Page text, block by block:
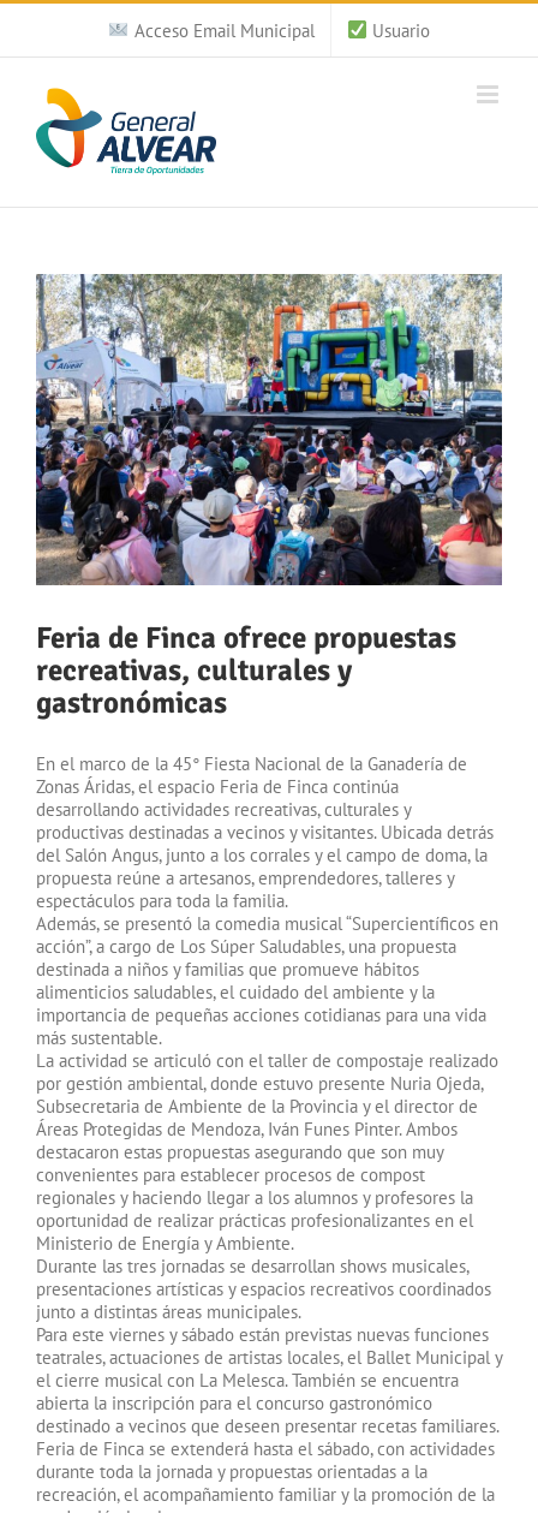
Saltar
contenido
Acceso Email Municipal Usuario
Ver
imagen
más
grande
Feria de Finca ofrece propuestas
recreativas, culturales y
gastronómicas
En el marco de la 45° Fiesta Nacional de la Ganadería de
Zonas Áridas, el espacio Feria de Finca continúa
desarrollando actividades recreativas, culturales y
productivas destinadas a vecinos y visitantes. Ubicada detrás
del Salón Angus, junto a los corrales y el campo de doma, la
propuesta reúne a artesanos, emprendedores, talleres y
espectáculos para toda la familia.
Además, se presentó la comedia musical “Supercientíficos en
acción”, a cargo de Los Súper Saludables, una propuesta
destinada a niños y familias que promueve hábitos
alimenticios saludables, el cuidado del ambiente y la
importancia de pequeñas acciones cotidianas para una vida
más sustentable.
La actividad se articuló con el taller de compostaje realizado
por gestión ambiental, donde estuvo presente Nuria Ojeda,
Subsecretaria de Ambiente de la Provincia y el director de
Áreas Protegidas de Mendoza, Iván Funes Pinter. Ambos
destacaron estas propuestas asegurando que son muy
convenientes para establecer procesos de compost
regionales y haciendo llegar a los alumnos y profesores la
oportunidad de realizar prácticas profesionalizantes en el
Ministerio de Energía y Ambiente.
Durante las tres jornadas se desarrollan shows musicales,
presentaciones artísticas y espacios recreativos coordinados
junto a distintas áreas municipales.
Para este viernes y sábado están previstas nuevas funciones
teatrales, actuaciones de artistas locales, el Ballet Municipal y
el cierre musical con La Melesca. También se encuentra
abierta la inscripción para el concurso gastronómico
destinado a vecinos que deseen presentar recetas familiares.
Feria de Finca se extenderá hasta el sábado, con actividades
durante toda la jornada y propuestas orientadas a la
recreación, el acompañamiento familiar y la promoción de la